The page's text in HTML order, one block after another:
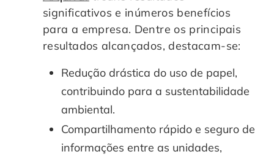
significativos e inúmeros benefícios
para a empresa. Dentre os principais
resultados alcançados, destacam-se:
Redução drástica do uso de papel,
contribuindo para a sustentabilidade
ambiental.
Compartilhamento rápido e seguro de
informações entre as unidades,